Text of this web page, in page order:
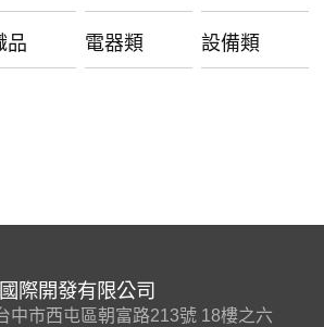
品 電器類 設備類
際開發有限公司
中市西屯區朝富路213號 18樓之六